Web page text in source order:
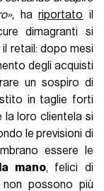
hariportato il
dimagranti si
retail: dopo mesi
degli acquisti
un sospiro di
in taglie forti
la loro clientela si
le previsioni di
essere le
mano, felici di
possono più